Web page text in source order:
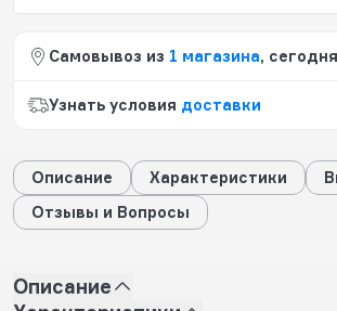
Самовывоз из 1 магазина, сегодня
Узнать условия доставки
Описание Характеристики
Отзывы и Вопросы
Описание